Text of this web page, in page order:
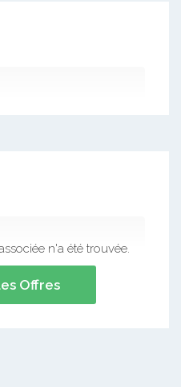
n'a été trouvée.
Offres